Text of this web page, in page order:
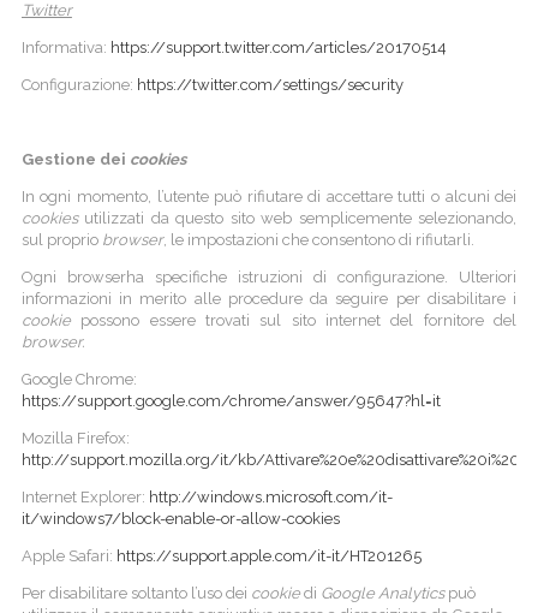
Twitter
Informativa: https://support.twitter.com/articles/20170514
Configurazione: https://twitter.com/settings/security
Gestione dei cookies
In ogni momento, l’utente può rifiutare di accettare tutti o alcuni dei
cookies utilizzati da questo sito web semplicemente selezionando,
sul proprio browser, le impostazioni che consentono di rifiutarli.
Ogni browserha specifiche istruzioni di configurazione. Ulteriori
informazioni in merito alle procedure da seguire per disabilitare i
cookie possono essere trovati sul sito internet del fornitore del
browser.
Google Chrome:
https://support.google.com/chrome/answer/95647?hl=it
Mozilla Firefox:
http://support.mozilla.org/it/kb/
Internet Explorer: http://windows.microsoft.com/it-
it/windows7/block-enable-or-allow-cookies
Apple Safari: https://support.apple.com/it-it/HT201265
Per disabilitare soltanto l’uso dei cookie di Google Analytics può